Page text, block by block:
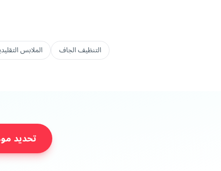
التنظيف الجاف الملابس
تحديد